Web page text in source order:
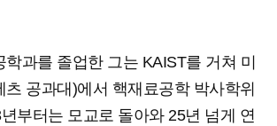
과를 졸업한 그는 KAIST를 거쳐 미
츠 공과대)에서 핵재료공학 박사학위
부터는 모교로 돌아와 25년 넘게 연